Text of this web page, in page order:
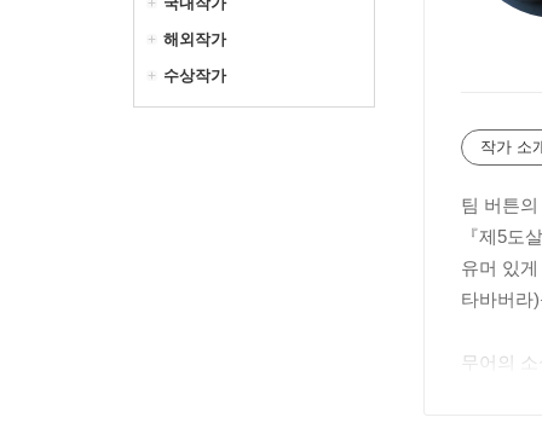
해외작가
수상작가
작가 소
팀 버튼
『제5도
유머 있
타바버라
무어의